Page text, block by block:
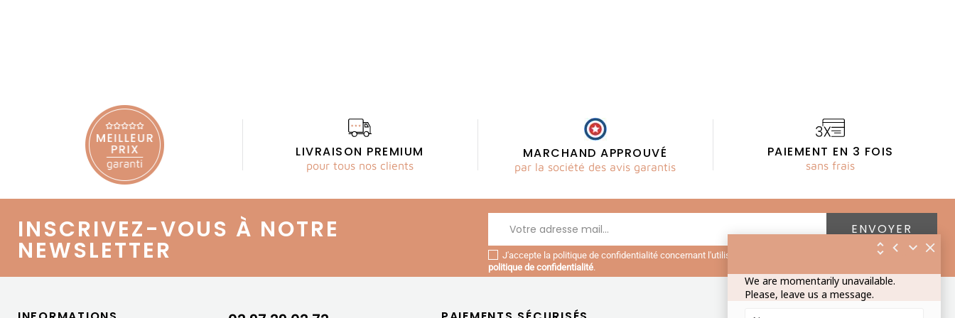
LIVRAISON PREMIUM
pour tous nos clients
MARCHAND APPROUVÉ
par la société des avis garantis
PAIEMENT EN 3 FOIS
sans frais
INSCRIVEZ-VOUS À NOTRE
NEWSLETTER J'accepte la politique de confidentialité concernant l'utilisation des mes données personnelles.Lire la
politique de confidentialité.
We are momentarily unavailable.
Please, leave us a message.